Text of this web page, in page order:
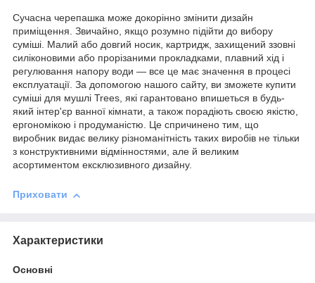
Сучасна черепашка може докорінно змінити дизайн
приміщення. Звичайно, якщо розумно підійти до вибору
суміші. Малий або довгий носик, картридж, захищений ззовні
силіконовими або прорізаними прокладками, плавний хід і
регулювання напору води — все це має значення в процесі
експлуатації. За допомогою нашого сайту, ви зможете купити
суміші для мушлі Trees, які гарантовано впишеться в будь-
який інтер'єр ванної кімнати, а також порадіють своєю якістю,
ергономікою і продуманістю. Це спричинено тим, що
виробник видає велику різноманітність таких виробів не тільки
з конструктивними відмінностями, але й великим
асортиментом ексклюзивного дизайну.
Приховати
Характеристики
Основні